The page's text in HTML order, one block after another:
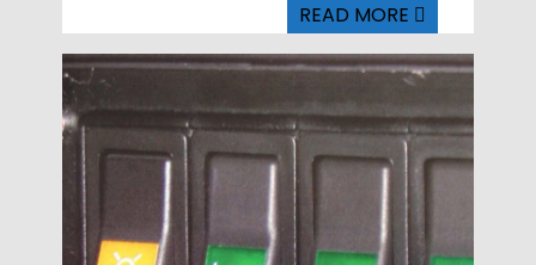
READ MORE